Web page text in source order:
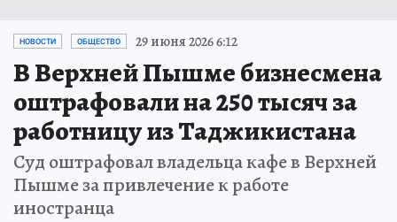
НОВОСТИ ОБЩЕСТВО 29 июня 2026 6:12
В Верхней Пышме бизнесмена
оштрафовали на 250 тысяч за
работницу из Таджикистана
Суд оштрафовал владельца кафе в Верхней
Пышме за привлечение к работе
иностранца